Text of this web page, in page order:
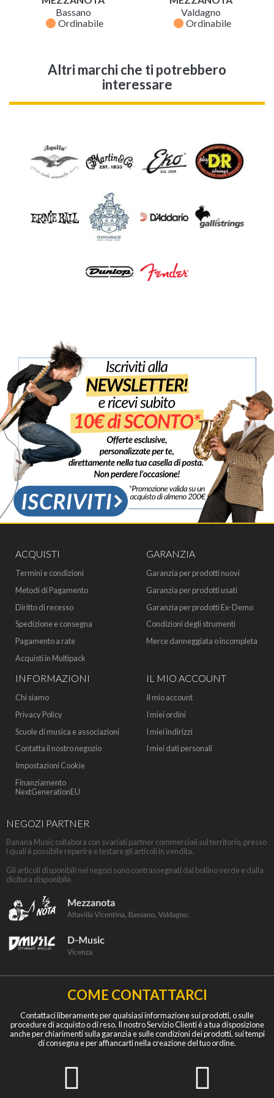
Bassano
fiber_manual_record Ordinabile
Valdagno
fiber_manual_record Ordinabile
Altri marchi che ti potrebbero
interessare
ACQUISTI
Termini e condizioni
Metodi di Pagamento
Diritto di recesso
Spedizione e consegna
Pagamento a rate
Acquisti in Multipack
GARANZIA
Garanzia per prodotti nuovi
Garanzia per prodotti usati
Garanzia per prodotti Ex-Demo
Condizioni degli strumenti
Merce danneggiata o incompleta
INFORMAZIONI
Chi siamo
Privacy Policy
Scuole di musica e associazioni
Contatta il nostro negozio
Impostazioni Cookie
Finanziamento
NextGenerationEU
IL MIO ACCOUNT
Il mio account
I miei ordini
I miei indirizzi
I miei dati personali
NEGOZI PARTNER
Banana Music collabora con svariati partner commerciali sul territorio, presso
i quali è possibile reperire e testare gli articoli in vendita.
Gli articoli disponibili nei negozi sono contrassegnati dal bollino verde e dalla
dicitura disponibile.
COME CONTATTARCI
Contattaci liberamente per qualsiasi informazione sui prodotti, o sulle
procedure di acquisto o di reso. Il nostro Servizio Clienti è a tua disposizione
anche per chiarimenti sulla garanzia e sulle condizioni dei prodotti, sui tempi
di consegna e per affiancarti nella creazione del tuo ordine.